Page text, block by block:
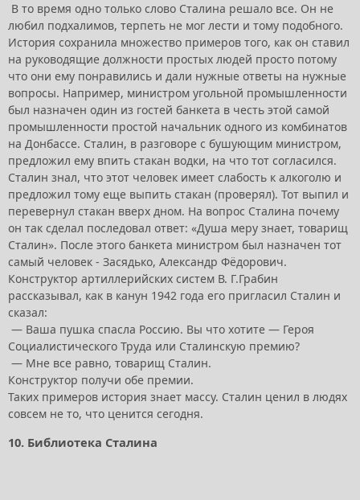
В то время одно только слово Сталина решало все. Он не
любил подхалимов, терпеть не мог лести и тому подобного.
История сохранила множество примеров того, как он ставил
на руководящие должности простых людей просто потому
что они ему понравились и дали нужные ответы на нужные
вопросы. Например, министром угольной промышленности
был назначен один из гостей банкета в честь этой самой
промышленности простой начальник одного из комбинатов
на Донбассе. Сталин, в разговоре с бушующим министром,
предложил ему впить стакан водки, на что тот согласился.
Сталин знал, что этот человек имеет слабость к алкоголю и
предложил тому еще выпить стакан (проверял). Тот выпил и
перевернул стакан вверх дном. На вопрос Сталина почему
он так сделал последовал ответ: «Душа меру знает, товарищ
Сталин». После этого банкета министром был назначен тот
самый человек - Засядько, Александр Фёдорович.
Конструктор артиллерийских систем В. Г.Грабин
рассказывал, как в канун 1942 года его пригласил Сталин и
сказал:
— Ваша пушка спасла Россию. Вы что хотите — Героя
Социалистического Труда или Сталинскую премию?
— Мне все равно, товарищ Сталин.
Конструктор получи обе премии.
Таких примеров история знает массу. Сталин ценил в людях
совсем не то, что ценится сегодня.
10. Библиотека Сталина